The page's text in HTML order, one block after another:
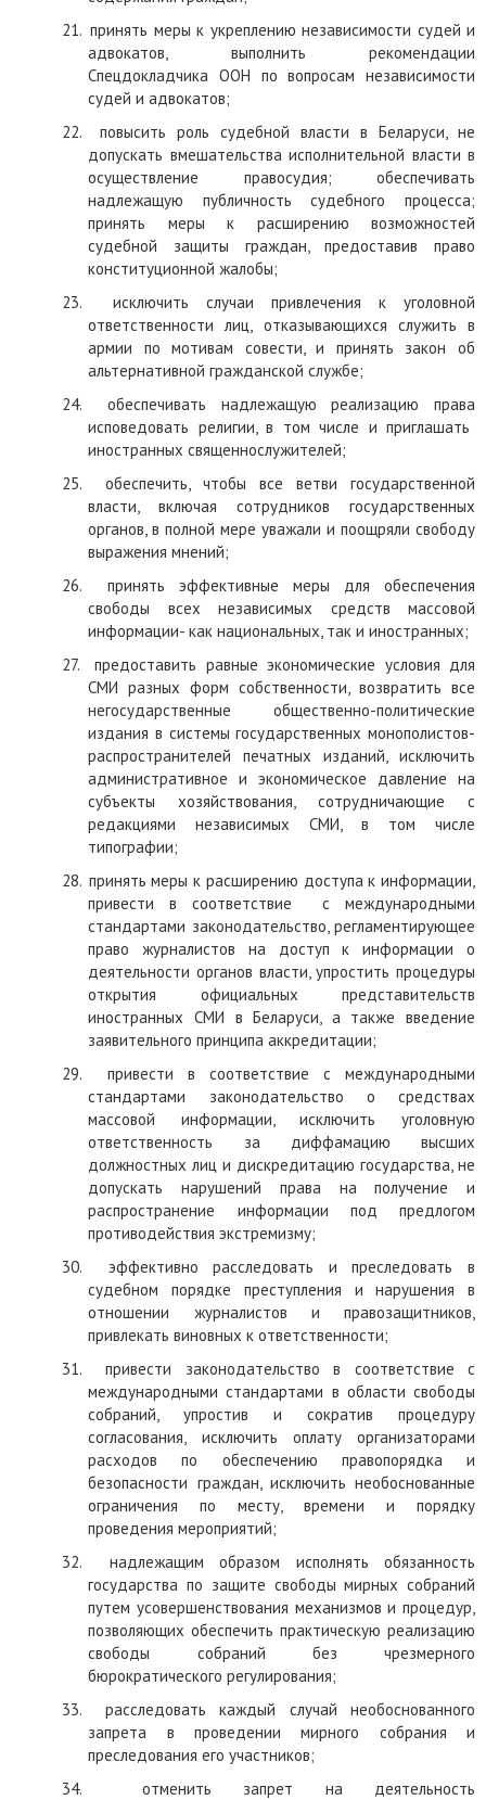
21. принять меры к укреплению независимости судей и
адвокатов, выполнить рекомендации
Спецдокладчика ООН по вопросам независимости
судей и адвокатов;
22.
повысить роль судебной власти в Беларуси, не
допускать вмешательства исполнительной власти в
осуществление правосудия; обеспечивать
надлежащую публичность судебного процесса;
принять меры к расширению возможностей
судебной защиты граждан, предоставив право
конституционной жалобы;
23.
исключить случаи привлечения к уголовной
ответственности лиц, отказывающихся служить в
армии по мотивам совести,и принять закон об
альтернативной гражданской службе;
24.
обеспечивать надлежащую реализацию права
исповедовать религии, в том числе и приглашать
иностранных священнослужителей;
25.
обеспечить, чтобы все ветви государственной
власти, включая сотрудников государственных
органов, в полной мере уважали и поощряли свободу
выражения мнений;
26.
принять эффективные меры для обеспечения
свободы всех независимых средств массовой
информации-как национальных, так и иностранных;
27.
предоставить равные экономические условия для
СМИ разных форм собственности, возвратить все
негосударственные общественно-политические
издания в системы государственных монополистов-
распространителей печатных изданий, исключить
административное и экономическое давление на
субъекты хозяйствования, сотрудничающие с
редакциями независимых СМИ, в том числе
типографии;
28. принять меры к расширению доступа к информации,
привести в соответствие
с международными
стандартами законодательство, регламентирующее
право журналистов на доступ к информации о
деятельности органов власти, упростить процедуры
открытия официальных представительств
иностранных СМИ в Беларуси, а также введение
заявительного принципа аккредитации;
29.
привести в соответствие с международными
стандартами законодательство о средствах
массовой информации, исключить уголовную
ответственность за диффамацию высших
должностных лиц и дискредитацию государства, не
допускать нарушений права на получение и
распространение информации под предлогом
противодействия экстремизму;
30.
эффективно расследовать и преследовать в
судебном порядке преступления и нарушения в
отношении журналистов и правозащитников,
привлекать виновных к ответственности;
31.
привести законодательство в соответствие с
международными стандартами в области свободы
собраний, упростив и сократив процедуру
согласования, исключить оплату организаторами
расходов по обеспечению правопорядка и
безопасности граждан, исключить необоснованные
ограничения по месту, времени и порядку
проведения мероприятий;
32.
надлежащим образом исполнять обязанность
государства по защите свободы мирных собраний
путем усовершенствования механизмов и процедур,
позволяющих обеспечить практическую реализацию
свободы собраний без чрезмерного
бюрократического регулирования;
33.
расследовать каждый случай необоснованного
запрета в проведении мирного собрания и
преследования его участников;
34.
отменить запрет на деятельность